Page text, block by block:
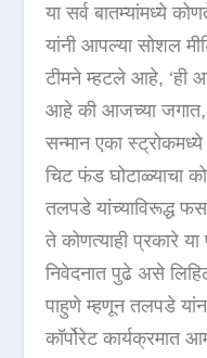
या सर्व बातम्यांमध्ये
यांनी आपल्या सोशल
टीमने म्हटले आहे, ‘ही
आहे की आजच्या जगात,
सन्मान एका
चिट फंड घोटाळ्याचा
तलपडे यांच्याविरूद्ध
ते कोणत्याही प्रकारे
निवेदनात पुढे असे
पाहुणे म्हणून तलपडे
कॉर्पोरेट